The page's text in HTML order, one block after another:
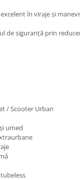
în viraje și
de siguranță prin
/ Scooter Urban
umed